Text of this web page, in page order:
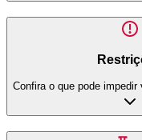
Confira o que pode